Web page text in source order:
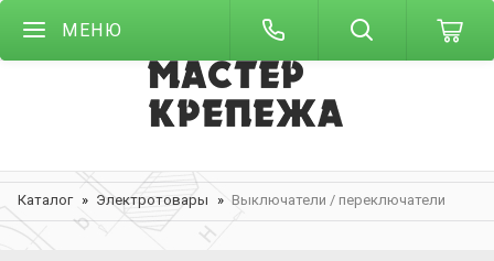
МЕНЮ
Каталог Электротовары Выключатели / переключатели